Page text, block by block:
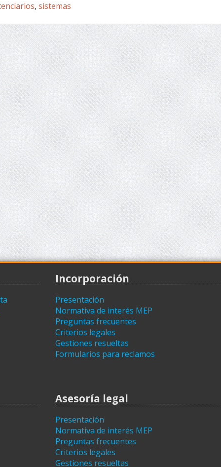
, sistemas
Incorporación
Presentación
Normativa de interés MEP
Preguntas frecuentes
Criterios legales
Gestiones resueltas
Formularios para reclamos
Asesoría legal
Presentación
Normativa de interés MEP
Preguntas frecuentes
Criterios legales
Gestiones resueltas